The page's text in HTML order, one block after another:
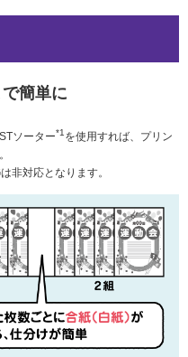
簡単に
ソーター*1 を使用すれば、プリン
非対応となります。